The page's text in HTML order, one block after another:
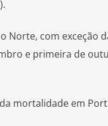
Norte, com exceção
e primeira de
mortalidade em